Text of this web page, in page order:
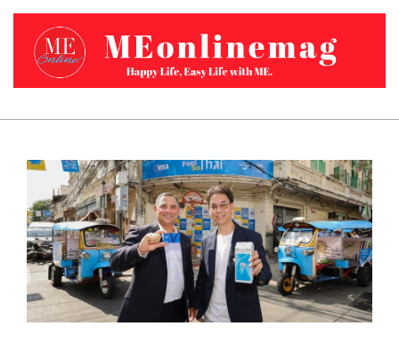
Skip
content
Primary
Menu